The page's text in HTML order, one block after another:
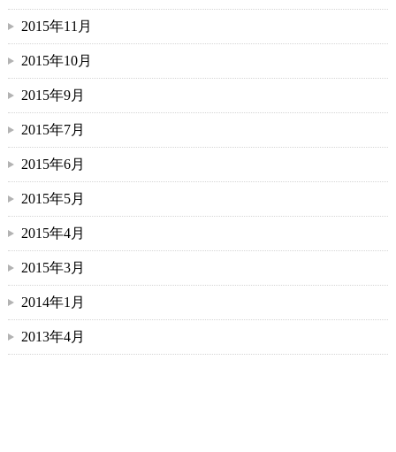
2015年11月
2015年10月
2015年9月
2015年7月
2015年6月
2015年5月
2015年4月
2015年3月
2014年1月
2013年4月